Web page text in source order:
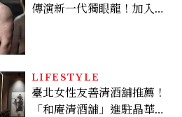
傳演新一代獨眼龍！加入新
LIFESTYLE
臺北女性友善清酒舖推薦！
「和庵清酒舖」進駐晶華酒